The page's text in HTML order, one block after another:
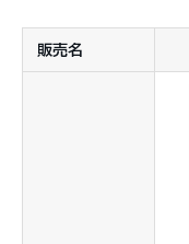
販売名